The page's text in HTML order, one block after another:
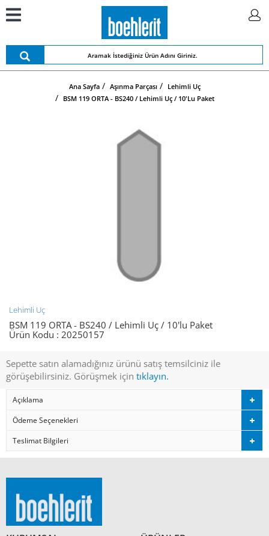
Ana Sayfa Aşınma Parçası
Lehimli Uç
BSM 119 ORTA - BS240 / Lehimli Uç / 10'lu Paket
Lehimli Uç
BSM 119 ORTA - BS240 / Lehimli Uç / 10'lu Paket
Ürün Kodu : 20250157
Sepette satın alamadığınız ürünü satış temsilciniz ile
görüşebilirsiniz. Görüşmek için tıklayın.
Açıklama
Ödeme Seçenekleri
Teslimat Bilgileri